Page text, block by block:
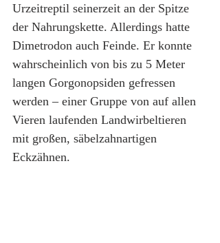
Urzeitreptil seinerzeit an der Spitze
der Nahrungskette. Allerdings hatte
Dimetrodon auch Feinde. Er konnte
wahrscheinlich von bis zu 5 Meter
langen Gorgonopsiden gefressen
werden – einer Gruppe von auf allen
Vieren laufenden Landwirbeltieren
mit großen, säbelzahnartigen
Eckzähnen.